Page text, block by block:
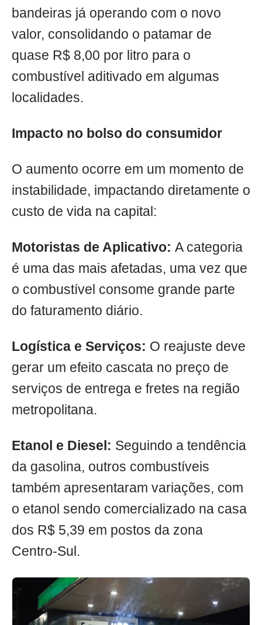
bandeiras já operando com o novo
valor, consolidando o patamar de
quase R$ 8,00 por litro para o
combustível aditivado em algumas
localidades.
Impacto no bolso do consumidor
O aumento ocorre em um momento de
instabilidade, impactando diretamente o
custo de vida na capital:
Motoristas de Aplicativo: A categoria
é uma das mais afetadas, uma vez que
o combustível consome grande parte
do faturamento diário.
Logística e Serviços: O reajuste deve
gerar um efeito cascata no preço de
serviços de entrega e fretes na região
metropolitana.
Etanol e Diesel: Seguindo a tendência
da gasolina, outros combustíveis
também apresentaram variações, com
o etanol sendo comercializado na casa
dos R$ 5,39 em postos da zona
Centro-Sul.